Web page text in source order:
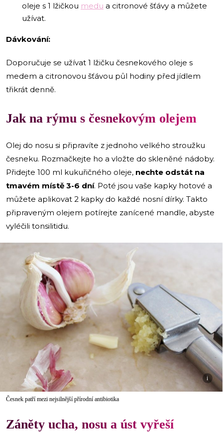
oleje s 1 lžičkou medu a citronové šťávy a můžete
užívat.
Dávkování:
Doporučuje se užívat 1 lžičku česnekového oleje s
medem a citronovou šťávou půl hodiny před jídlem
třikrát denně.
Jak na rýmu s česnekovým olejem
Olej do nosu si připravíte z jednoho velkého stroužku
česneku. Rozmačkejte ho a vložte do skleněné nádoby.
Přidejte 100 ml kukuřičného oleje, nechte odstát na
tmavém místě 3-6 dní. Poté jsou vaše kapky hotové a
můžete aplikovat 2 kapky do každé nosní dírky. Takto
připraveným olejem potírejte zanícené mandle, abyste
vyléčili tonsilitidu.
i
Česnek patří mezi nejsilnější přírodní antibiotika
Záněty ucha, nosu a úst vyřeší